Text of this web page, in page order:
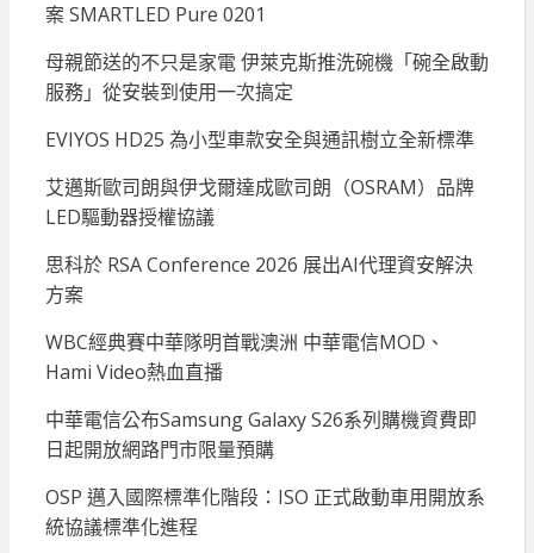
案 SMARTLED Pure 0201
母親節送的不只是家電 伊萊克斯推洗碗機「碗全啟動
服務」從安裝到使用一次搞定
EVIYOS HD25 為小型車款安全與通訊樹立全新標準
艾邁斯歐司朗與伊戈爾達成歐司朗（OSRAM）品牌
LED驅動器授權協議
思科於 RSA Conference 2026 展出AI代理資安解決
方案
WBC經典賽中華隊明首戰澳洲 中華電信MOD、
Hami Video熱血直播
中華電信公布Samsung Galaxy S26系列購機資費即
日起開放網路門市限量預購
OSP 邁入國際標準化階段：ISO 正式啟動車用開放系
統協議標準化進程